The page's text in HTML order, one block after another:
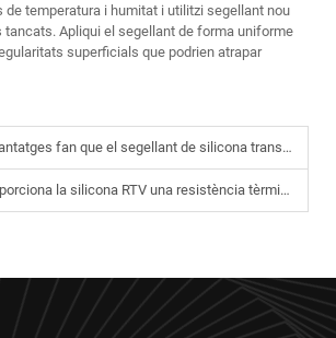
de temperatura i humitat i utilitzi segellant nou
tancats. Apliqui el segellant de forma uniforme
superficials que podrien atrapar
fan que el segellant de silicona transparent sigui adequat per al segellat de vidre?
la silicona RTV una resistència tèrmica fiable en ús industrial?